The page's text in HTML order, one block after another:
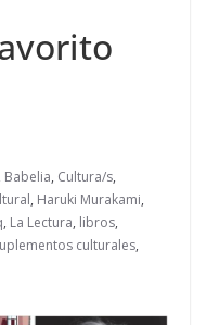
Babelia, Cultura/s,
, Haruki Murakami,
, La Lectura, libros,
culturales,